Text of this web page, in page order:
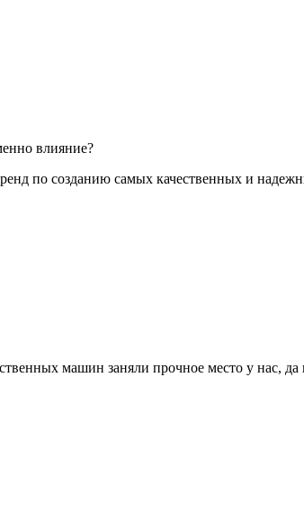
влияние?
по созданию самых качественных и
машин заняли прочное место у нас, да